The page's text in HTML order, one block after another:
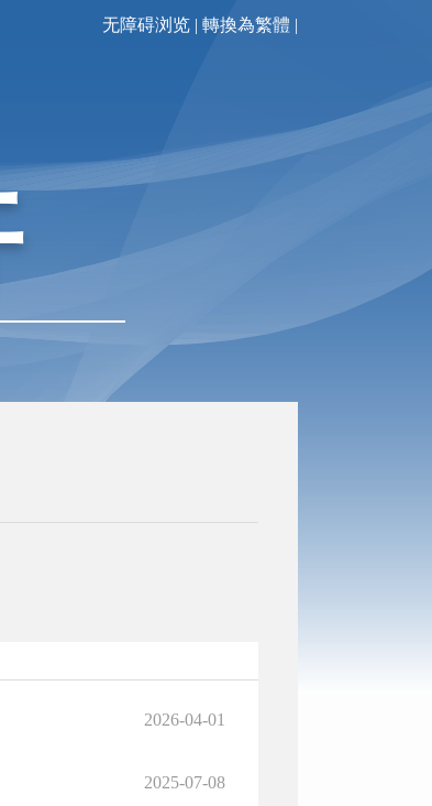
无障碍浏览 | 轉換為繁體 |
2026-04-01
2025-07-08